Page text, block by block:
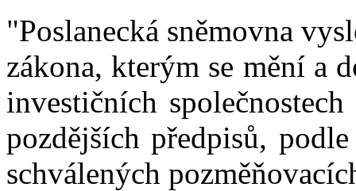
"Poslanecká sněmovna
zákona, kterým se mění a
investičních
pozdějších předpisů,
schválených